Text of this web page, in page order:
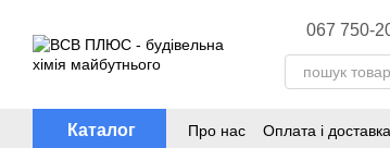
067 750-
Каталог Про нас Оплата і доставка